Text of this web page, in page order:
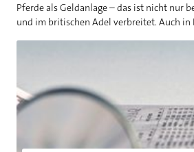
Pferde als Geldanlage – das ist nicht nur
und im britischen Adel verbreitet. Auch in